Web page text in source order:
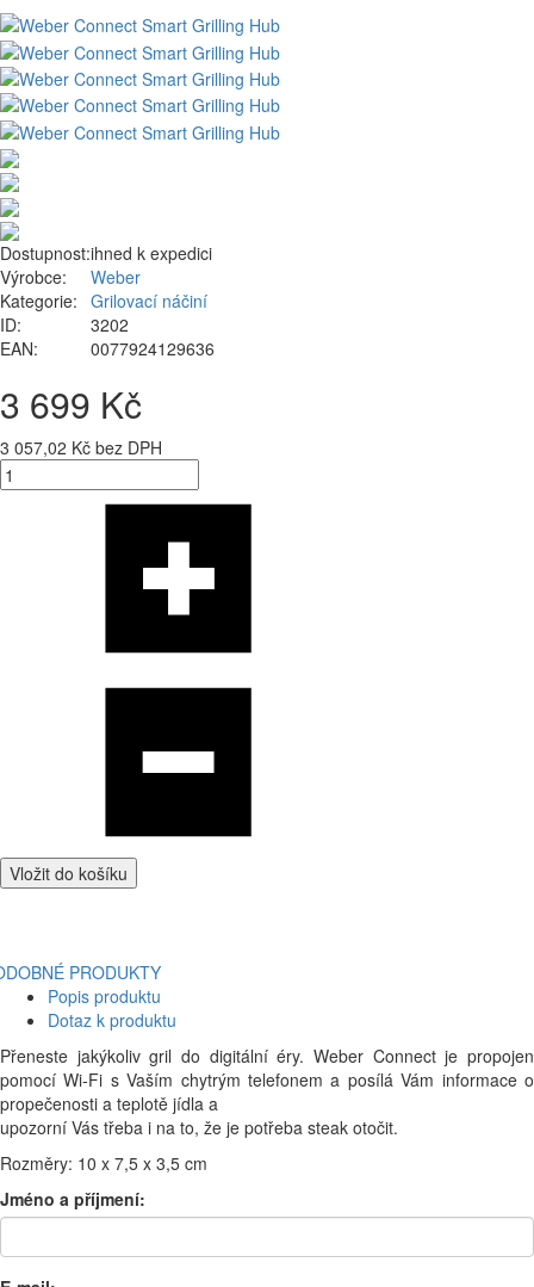
Dostupnost:ihned k expedici
Výrobce:
Weber
Kategorie: Grilovací náčiní
ID:
3202
EAN:
0077924129636
3 699 Kč
3 057,02 Kč bez DPH
Vložit do košíku
PRODUKTY
Popis produktu
Dotaz k produktu
Přeneste jakýkoliv gril do digitální éry. Weber Connect je propojen
pomocí Wi-Fi s Vaším chytrým telefonem a posílá Vám informace o
propečenosti a teplotě jídla a
upozorní Vás třeba i na to, že je potřeba steak otočit.
Rozměry: 10 x 7,5 x 3,5 cm
Jméno a příjmení: